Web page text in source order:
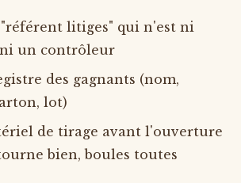
litiges" qui n'est ni
un contrôleur
des gagnants (nom,
lot)
de tirage avant l'ouverture
bien, boules toutes